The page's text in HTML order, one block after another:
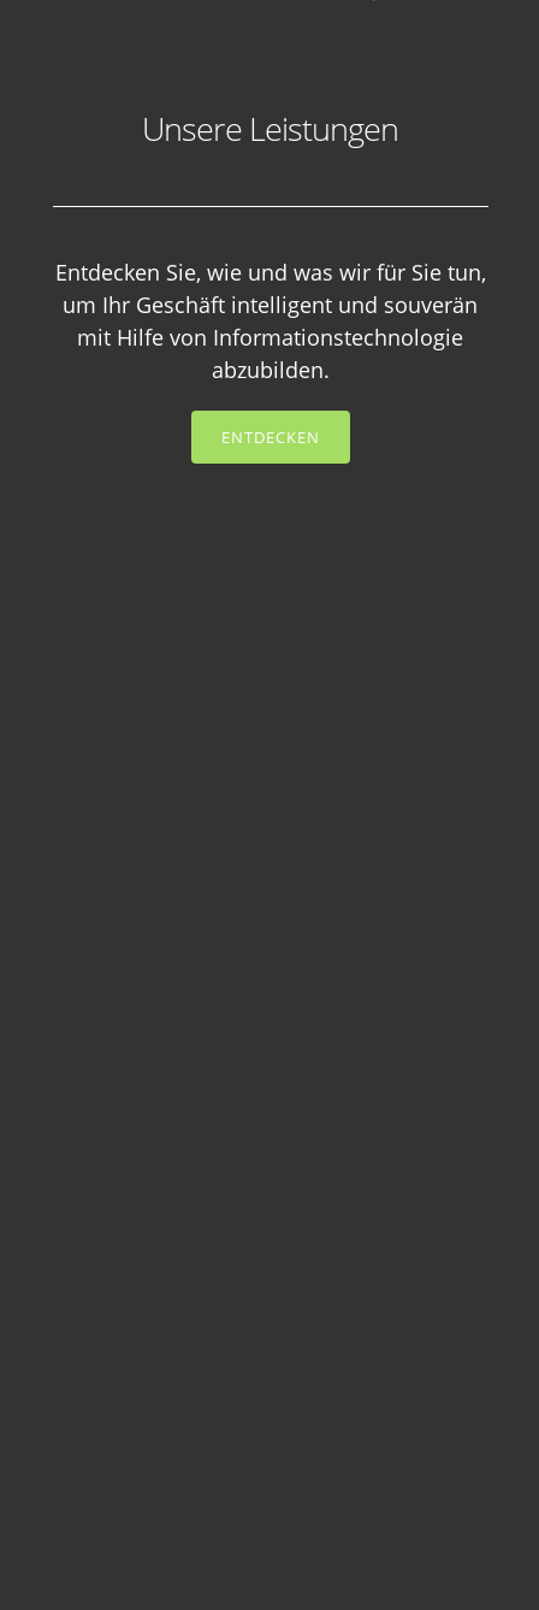
Unsere Leistungen
Entdecken Sie, wie und was wir für Sie tun,
um Ihr Geschäft intelligent und souverän
mit Hilfe von Informationstechnologie
abzubilden.
ENTDECKEN